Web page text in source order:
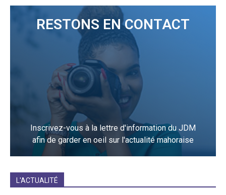
RESTONS EN CONTACT
Inscrivez-vous à la lettre d'information du JDM
afin de garder en oeil sur l'actualité mahoraise
L'ACTUALITÉ